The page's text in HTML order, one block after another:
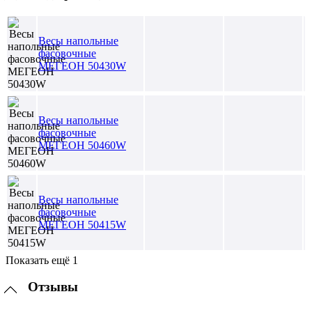
Весы напольные
фасовочные
МЕГЕОН 50430W
Весы напольные
фасовочные
МЕГЕОН 50460W
Весы напольные
фасовочные
МЕГЕОН 50415W
Показать ещё 1
Отзывы